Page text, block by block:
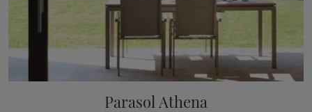
Parasol Athena